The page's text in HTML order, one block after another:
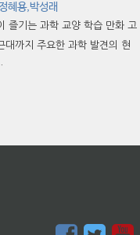
혜용,박성래
즐기는 과학 교양 학습 만화 고
대까지 주요한 과학 발견의 현